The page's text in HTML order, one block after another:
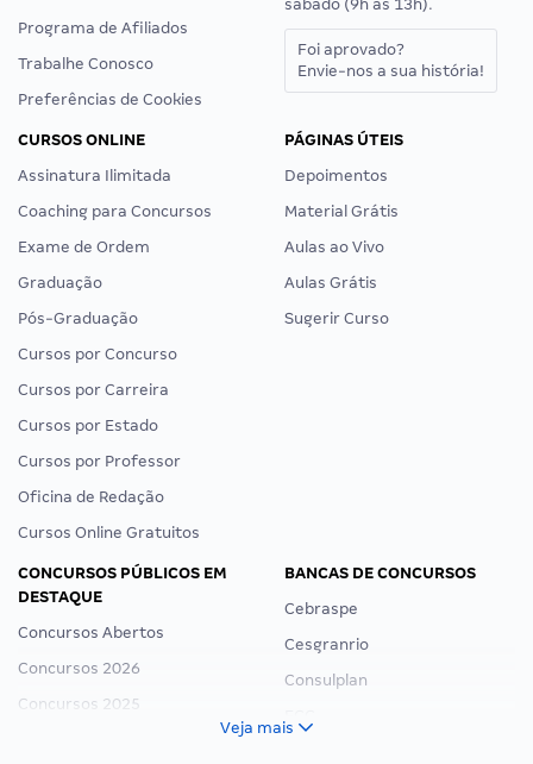
Programa de Afiliados
Trabalhe Conosco
Preferências de Cookies
sábado (9h às 13h).
Foi aprovado?
Envie-nos a sua história!
CURSOS ONLINE
Assinatura Ilimitada
Coaching para Concursos
Exame de Ordem
Graduação
Pós-Graduação
Cursos por Concurso
Cursos por Carreira
Cursos por Estado
Cursos por Professor
Oficina de Redação
Cursos Online Gratuitos
PÁGINAS ÚTEIS
Depoimentos
Material Grátis
Aulas ao Vivo
Aulas Grátis
Sugerir Curso
CONCURSOS PÚBLICOS EM
DESTAQUE
Concursos Abertos
Concursos 2026
Concursos 2025
BANCAS DE CONCURSOS
Cebraspe
Cesgranrio
Consulplan
Veja mais